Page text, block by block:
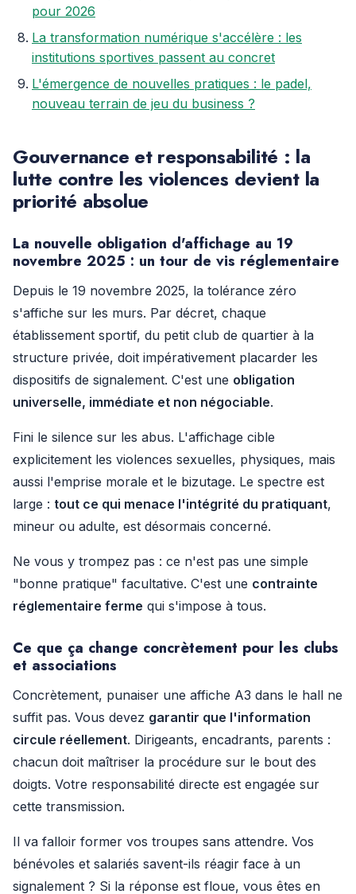
pour 2026
La transformation numérique s'accélère : les
institutions sportives passent au concret
L'émergence de nouvelles pratiques : le padel,
nouveau terrain de jeu du business ?
Gouvernance et responsabilité : la
lutte contre les violences devient la
priorité absolue
La nouvelle obligation d'affichage au 19
novembre 2025 : un tour de vis réglementaire
Depuis le 19 novembre 2025, la tolérance zéro
s'affiche sur les murs. Par décret, chaque
établissement sportif, du petit club de quartier à la
structure privée, doit impérativement placarder les
dispositifs de signalement. C'est une obligation
universelle, immédiate et non négociable.
Fini le silence sur les abus. L'affichage cible
explicitement les violences sexuelles, physiques, mais
aussi l'emprise morale et le bizutage. Le spectre est
large : tout ce qui menace l'intégrité du pratiquant,
mineur ou adulte, est désormais concerné.
Ne vous y trompez pas : ce n'est pas une simple
"bonne pratique" facultative. C'est une contrainte
réglementaire ferme qui s'impose à tous.
Ce que ça change concrètement pour les clubs
et associations
Concrètement, punaiser une affiche A3 dans le hall ne
suffit pas. Vous devez garantir que l'information
circule réellement. Dirigeants, encadrants, parents :
chacun doit maîtriser la procédure sur le bout des
doigts. Votre responsabilité directe est engagée sur
cette transmission.
Il va falloir former vos troupes sans attendre. Vos
bénévoles et salariés savent-ils réagir face à un
signalement ? Si la réponse est floue, vous êtes en